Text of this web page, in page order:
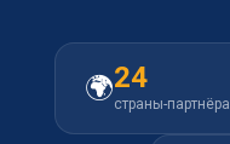
🌍24
страны-партнёра